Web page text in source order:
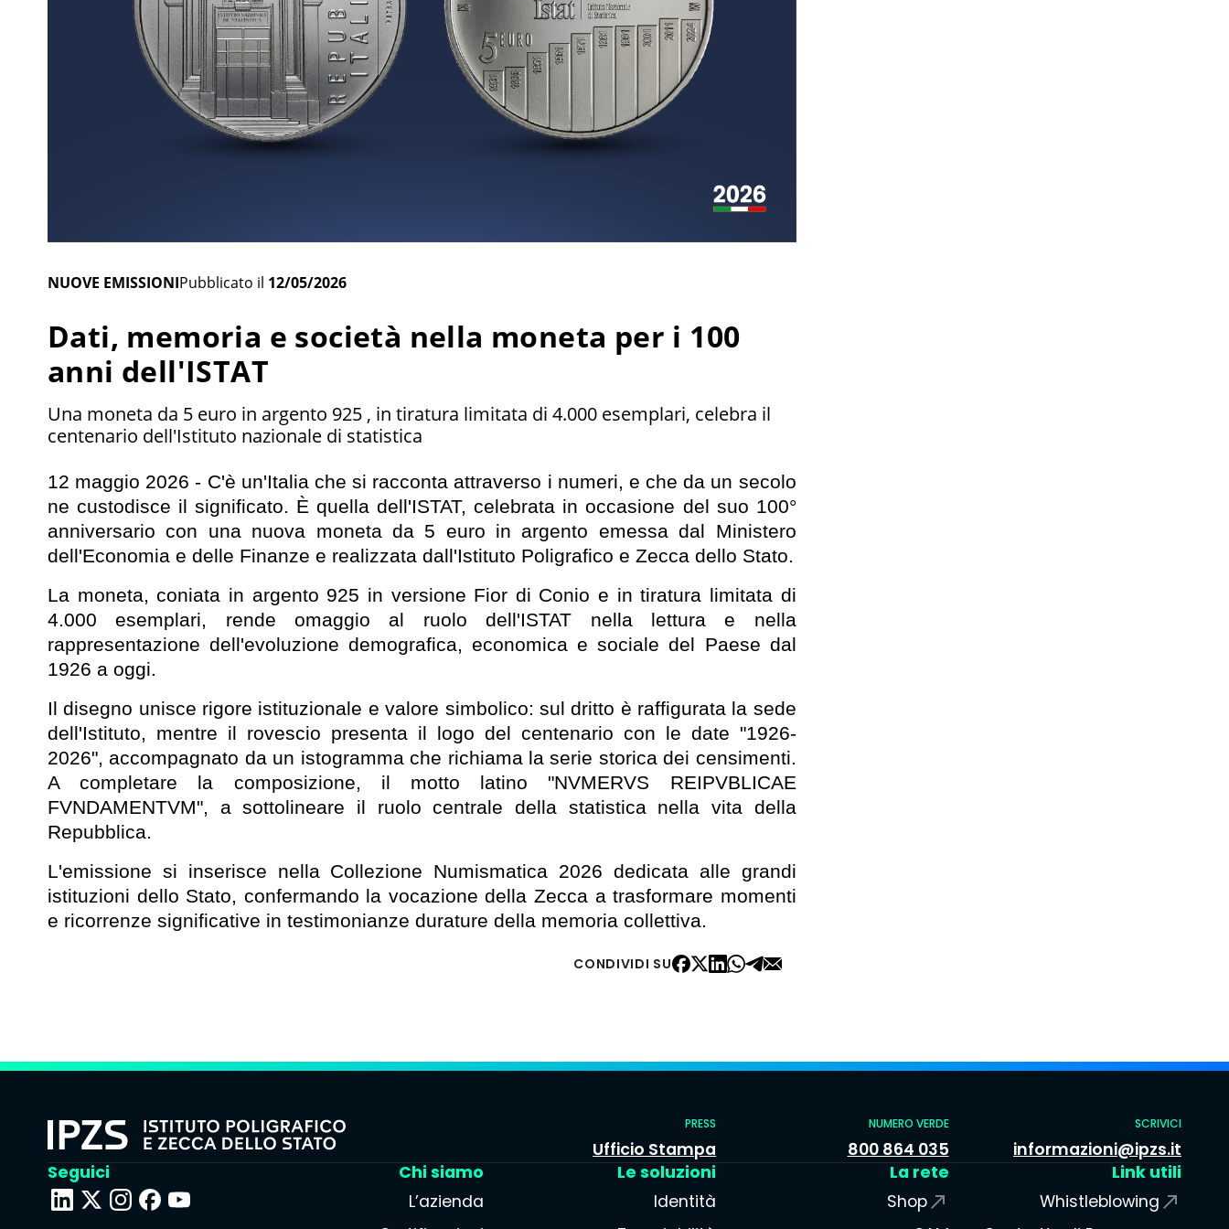
NUOVE EMISSIONIPubblicato il 12/05/2026
Dati, memoria e società nella moneta per i 100
anni dell'ISTAT
Una moneta da 5 euro in argento 925 , in tiratura limitata di 4.000 esemplari, celebra il
centenario dell'Istituto nazionale di statistica
12 maggio 2026 - C'è un'Italia che si racconta attraverso i numeri, e che da un secolo
ne custodisce il significato. È quella dell'ISTAT, celebrata in occasione del suo 100°
anniversario con una nuova moneta da 5 euro in argento emessa dal Ministero
dell'Economia e delle Finanze e realizzata dall'Istituto Poligrafico e Zecca dello Stato.
La moneta, coniata in argento 925 in versione Fior di Conio e in tiratura limitata di
4.000 esemplari, rende omaggio al ruolo dell'ISTAT nella lettura e nella
rappresentazione dell'evoluzione demografica, economica e sociale del Paese dal
1926 a oggi.
Il disegno unisce rigore istituzionale e valore simbolico: sul dritto è raffigurata la sede
dell'Istituto, mentre il rovescio presenta il logo del centenario con le date "1926-
2026", accompagnato da un istogramma che richiama la serie storica dei censimenti.
A completare la composizione, il motto latino "NVMERVS REIPVBLICAE
FVNDAMENTVM", a sottolineare il ruolo centrale della statistica nella vita della
Repubblica.
L'emissione si inserisce nella Collezione Numismatica 2026 dedicata alle grandi
istituzioni dello Stato, confermando la vocazione della Zecca a trasformare momenti
e ricorrenze significative in testimonianze durature della memoria collettiva.
CONDIVIDI SU
PRESS
Ufficio Stampa
NUMERO VERDE
800 864 035
SCRIVICI
informazioni@ipzs.it
Seguici
Chi siamo
L’azienda
Le soluzioni
Identità
La rete
Shop
Link utili
Whistleblowing